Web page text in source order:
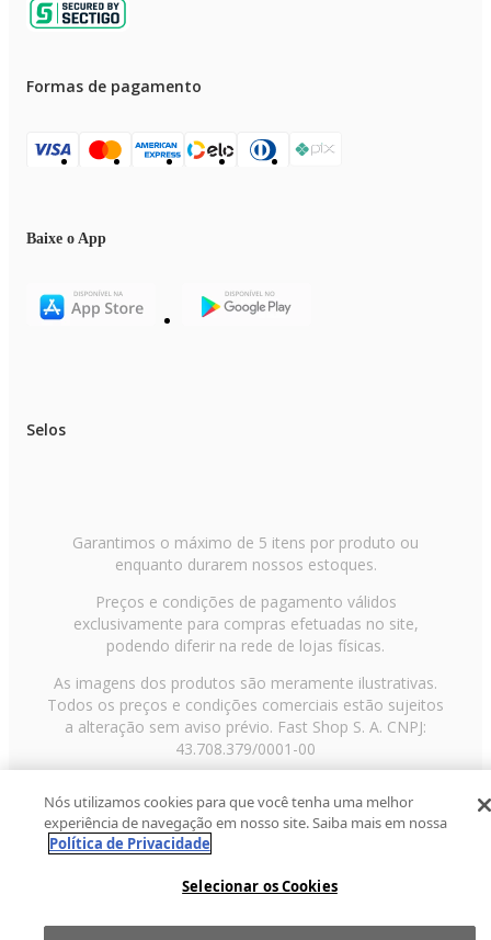
Formas de pagamento
Baixe o App
Selos
Garantimos o máximo de 5 itens por produto ou
enquanto durarem nossos estoques.
Preços e condições de pagamento válidos
exclusivamente para compras efetuadas no site,
podendo diferir na rede de lojas físicas.
As imagens dos produtos são meramente ilustrativas.
Todos os preços e condições comerciais estão sujeitos
a alteração sem aviso prévio. Fast Shop S. A. CNPJ:
43.708.379/0001-00
Paulo/SP, CEP 02029-001, Telefone: 11 3003-3728 ©
2013 Fast Shop - Todos os direitos reservadosRF
Nós utilizamos cookies para que você tenha uma melhor
experiência de navegação em nosso site. Saiba mais em nossa
Política de Privacidade
Selecionar os Cookies